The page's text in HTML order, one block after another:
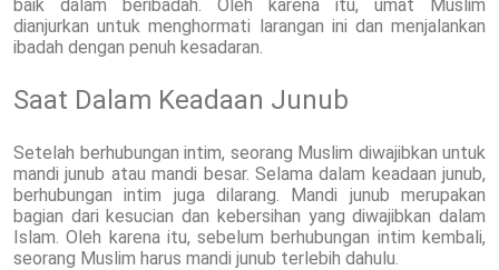
baik dalam beribadah. Oleh karena itu, umat Muslim
dianjurkan untuk menghormati larangan ini dan menjalankan
ibadah dengan penuh kesadaran.
Saat Dalam Keadaan Junub
Setelah berhubungan intim, seorang Muslim diwajibkan untuk
mandi junub atau mandi besar. Selama dalam keadaan junub,
berhubungan intim juga dilarang. Mandi junub merupakan
bagian dari kesucian dan kebersihan yang diwajibkan dalam
Islam. Oleh karena itu, sebelum berhubungan intim kembali,
seorang Muslim harus mandi junub terlebih dahulu.